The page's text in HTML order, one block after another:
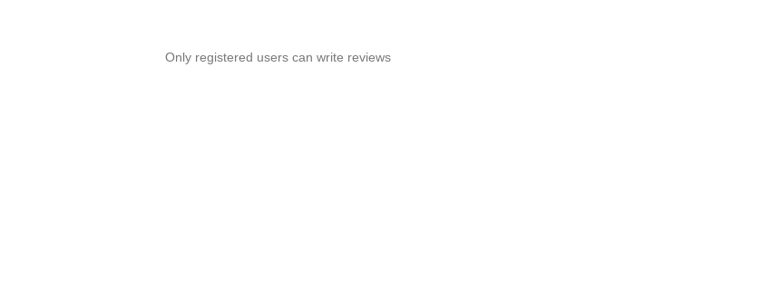
Only registered users can write reviews